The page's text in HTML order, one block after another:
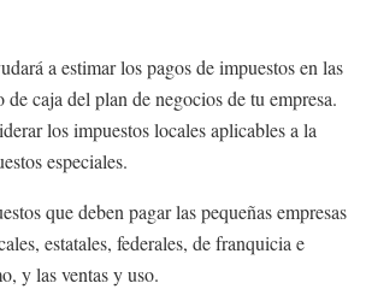
a estimar los pagos de impuestos en las
caja del plan de negocios de tu empresa.
los impuestos locales aplicables a la
especiales.
que deben pagar las pequeñas empresas
estatales, federales, de franquicia e
y las ventas y uso.